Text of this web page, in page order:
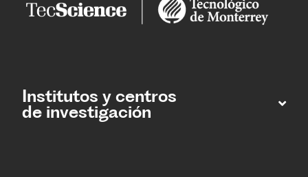
Institutos y centros
de investigación